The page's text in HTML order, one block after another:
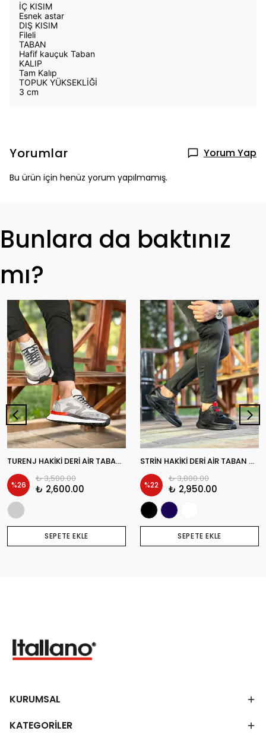
İÇ KISIM
Esnek astar
DIŞ KISIM
Fileli
TABAN
Hafif kauçuk Taban
KALIP
Tam Kalıp
TOPUK YÜKSEKLİĞİ
3 cm
Yorumlar Yorum Yap
Bu ürün için henüz yorum yapılmamış.
Bunlara da baktınız
mı?
TURENJ HAKİKİ DERİ AİR TABAN GÜNLÜK ERKEK SNEAKER AYAKKABI
%26
₺ 3,500.00
₺ 2,600.00
SEPETE EKLE
STRİN HAKİKİ DERİ AİR TABAN GÜNLÜK ERKEK SNEAKER AYAKKABI
%22
₺ 3,800.00
₺ 2,950.00
SEPETE EKLE
KURUMSAL
KATEGORİLER